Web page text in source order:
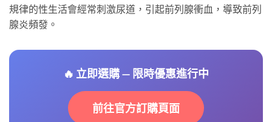
規律的性生活會經常刺激尿道，引起前列腺衝血，導致前列
腺炎頻發。
🔥 立即選購 — 限時優惠進行中
前往官方訂購頁面